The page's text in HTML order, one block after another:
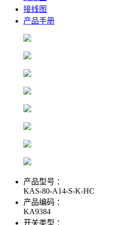
接线图
产品手册
产品型号 ：
KAS-80-A14-S-K-HC
产品编码 ：
KA9384
开关类型 ：